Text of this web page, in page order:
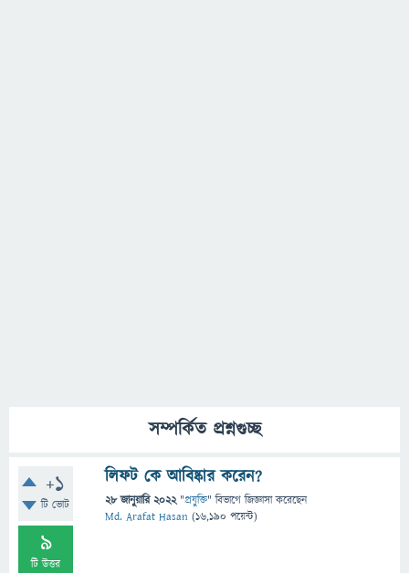
সম্পর্কিত প্রশ্নগুচ্ছ
+1
টি ভোট
9
টি উত্তর
লিফট কে আবিষ্কার করেন?
28 জানুয়ারি 2022 "প্রযুক্তি" বিভাগে জিজ্ঞাসাকরেছেন
Md. Arafat Hasan (16,190 পয়েন্ট)